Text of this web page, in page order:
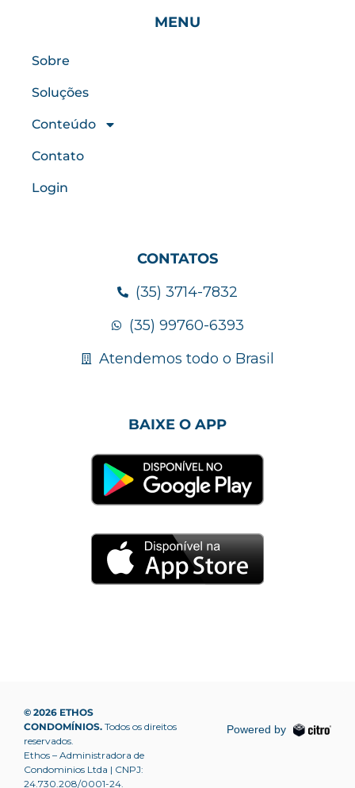
MENU
Sobre
Soluções
Conteúdo
Contato
Login
CONTATOS
(35) 3714-7832
(35) 99760-6393
Atendemos todo o Brasil
BAIXE O APP
© 2026 ETHOS
CONDOMÍNIOS. Todos os direitos
reservados.
Ethos – Administradora de
Condominios Ltda | CNPJ:
24.730.208/0001-24.
Powered by